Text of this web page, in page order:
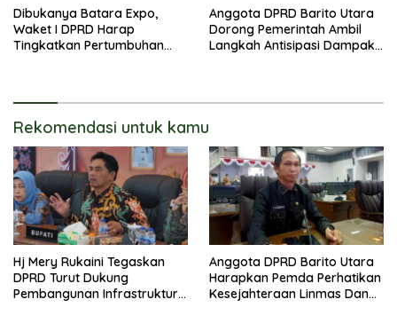
Dibukanya Batara Expo,
Waket I DPRD Harap
Tingkatkan Pertumbuhan
Anggota DPRD Barito Utara
Dorong Pemerintah Ambil
Langkah Antisipasi Dampak
Rekomendasi untuk kamu
Hj Mery Rukaini Tegaskan
DPRD Turut Dukung
Pembangunan Infrastruktur
Anggota DPRD Barito Utara
Harapkan Pemda Perhatikan
Kesejahteraan Linmas Dan